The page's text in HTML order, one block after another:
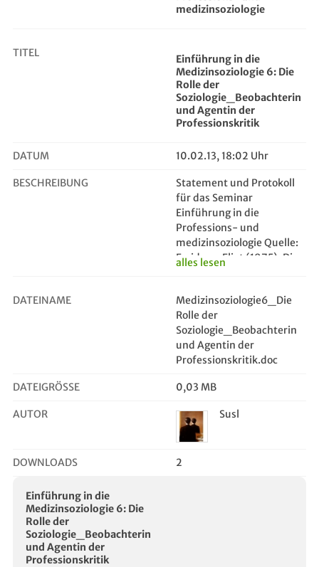
medizinsoziologie
TITEL
Einführung in die
Medizinsoziologie 6: Die
Rolle der
Soziologie_Beobachterin
und Agentin der
Professionskritik
DATUM 10.02.13, 18:02 Uhr
BESCHREIBUNG
Statement und Protokoll
für das Seminar
Einführung in die
Professions- und
medizinsoziologie Quelle:
Freidson, Eliot (1975): Die
Struktur der
medizinischen
Versorgung, in: ders.:
Dominanz der Experten.
Zur sozialen Struktur
München/ Berlin/ Wien,
alles lesen
DATEINAME
Medizinsoziologie6_Die
Rolle der
Soziologie_Beobachterin
und Agentin der
Professionskritik.doc
DATEIGRÖSSE 0,03 MB
AUTOR Susl
DOWNLOADS 2
Einführung in die
Medizinsoziologie 6: Die
Rolle der
Soziologie_Beobachterin
und Agentin der
Professionskritik